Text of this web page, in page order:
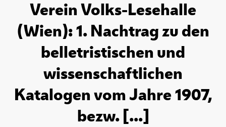
Verein Volks-Lesehalle
(Wien): 1. Nachtrag zu den
belletristischen und
wissenschaftlichen
Katalogen vom Jahre 1907,
bezw. [...]